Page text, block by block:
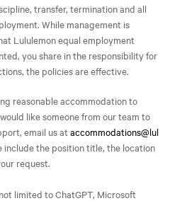
transfer, termination and all
While management is
Lululemon equal employment
you share in the responsibility for
the policies are effective.
reasonable accommodation to
like someone from our team to
email us at accommodations@lul
include the position title, the location
request.
limited to ChatGPT, Microsoft